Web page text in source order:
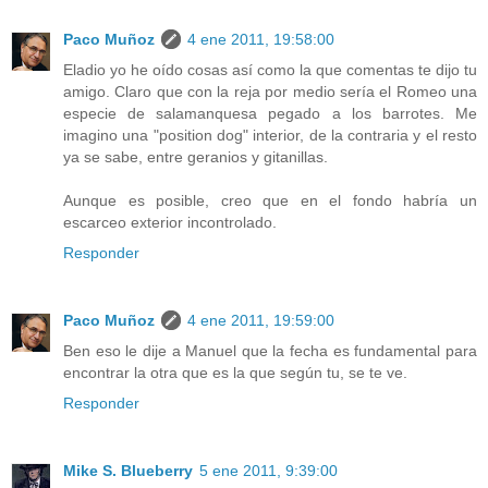
Paco Muñoz
4 ene 2011, 19:58:00
Eladio yo he oído cosas así como la que comentas te dijo tu
amigo. Claro que con la reja por medio sería el Romeo una
especie de salamanquesa pegado a los barrotes. Me
imagino una "position dog" interior, de la contraria y el resto
ya se sabe, entre geranios y gitanillas.
Aunque es posible, creo que en el fondo habría un
escarceo exterior incontrolado.
Responder
Paco Muñoz
4 ene 2011, 19:59:00
Ben eso le dije a Manuel que la fecha es fundamental para
encontrar la otra que es la que según tu, se te ve.
Responder
Mike S. Blueberry 5 ene 2011, 9:39:00